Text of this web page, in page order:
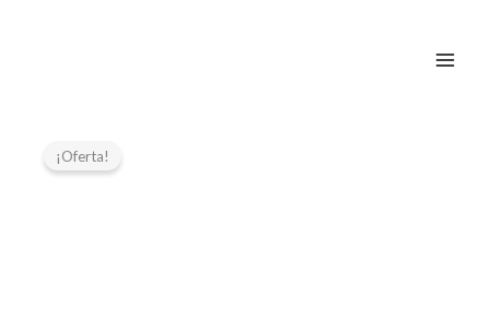
¡Oferta!
17507601
Zapato